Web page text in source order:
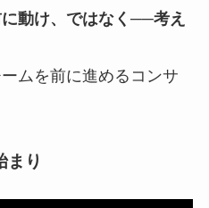
動け、ではなく──考え
ムを前に進めるコンサ
まり